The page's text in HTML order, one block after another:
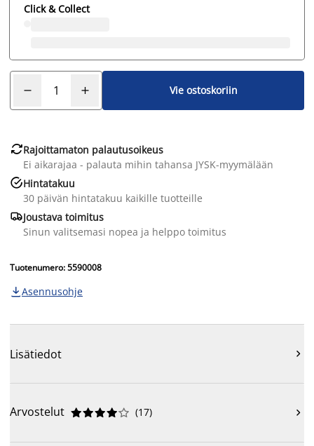
Click & Collect
Vie ostoskoriin
Rajoittamaton palautusoikeus
Ei aikarajaa - palauta mihin tahansa JYSK-myymälään
Hintatakuu
30 päivän hintatakuu kaikille tuotteille
Joustava toimitus
Sinun valitsemasi nopea ja helppo toimitus
Tuotenumero: 5590008
 Asennusohje
Lisätiedot 
Arvostelut 




 (17) 